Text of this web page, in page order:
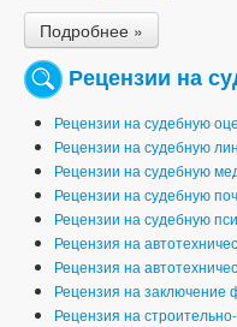
Подробнее »
Рецензии на
Рецензии на судебную
Рецензии на судебную
Рецензии на судебную
Рецензии на судебную
Рецензии на судебную
Рецензия на
Рецензия на
Рецензия на заключение
Рецензия на